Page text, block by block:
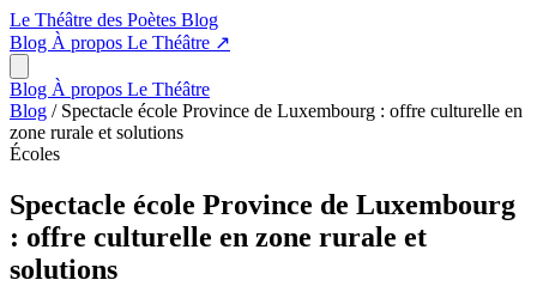
Le Théâtre des Poètes Blog
Blog À propos Le Théâtre ↗
Blog À propos Le Théâtre
Blog / Spectacle école Province de Luxembourg : offre culturelle en
zone rurale et solutions
Écoles
Spectacle école Province de Luxembourg
: offre culturelle en zone rurale et
solutions